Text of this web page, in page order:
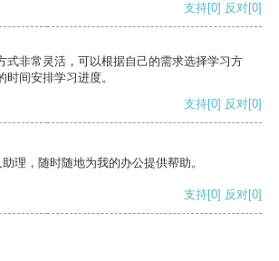
支持[0] 反对[0]
式非常灵活，可以根据自己的需求选择学习方
间安排学习进度。
支持[0] 反对[0]
理，随时随地为我的办公提供帮助。
支持[0] 反对[0]